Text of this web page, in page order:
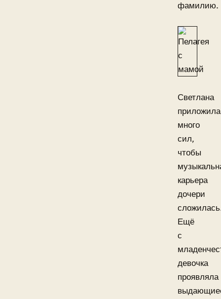
фамилию.
Светлана
приложила
много
сил,
чтобы
карьера
дочери
Ещё
с
девочка
проявляла